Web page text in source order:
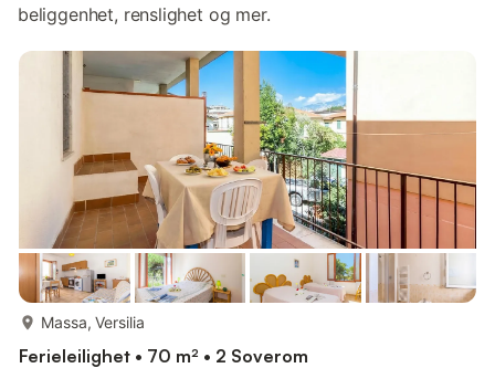
beliggenhet, renslighet og mer.
Massa, Versilia
Ferieleilighet • 70 m² • 2 Soverom